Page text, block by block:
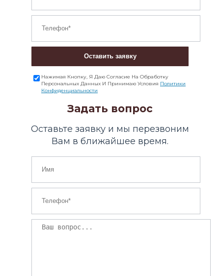
Оставить заявку
Нажимая Кнопку, Я Даю Согласие На Обработку
Персональных Данных И Принимаю Условия Политики
Конфиденциальности
Задать вопрос
Оставьте заявку и мы перезвоним
Вам в ближайшее время.